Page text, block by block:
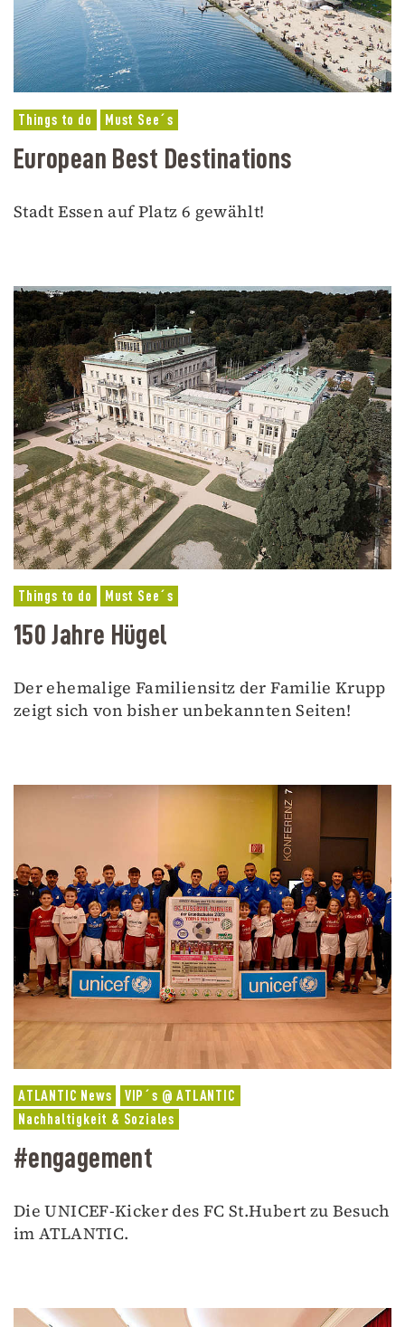
Things to do Must See´s
European Best Destinations
Stadt Essen auf Platz 6 gewählt!
Things to do Must See´s
150 Jahre Hügel
Der ehemalige Familiensitz der Familie Krupp
zeigt sich von bisher unbekannten Seiten!
ATLANTIC News
VIP´s @ ATLANTIC
Nachhaltigkeit & Soziales
#engagement
Die UNICEF-Kicker des FC St.Hubert zu Besuch
im ATLANTIC.